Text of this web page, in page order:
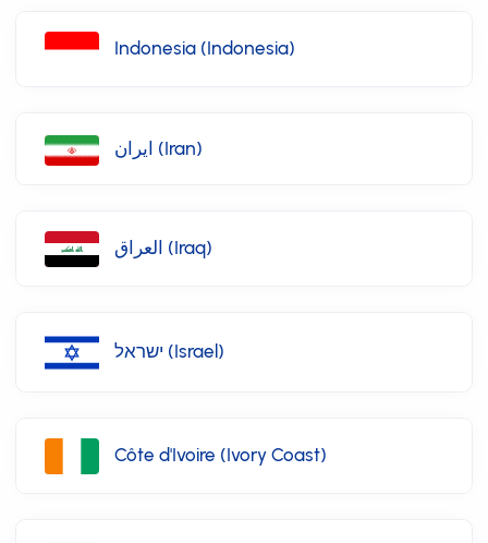
Indonesia (Indonesia)
ایران (Iran)
العراق (Iraq)
ישראל (Israel)
Côte d'Ivoire (Ivory Coast)